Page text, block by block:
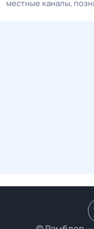
местные каналы